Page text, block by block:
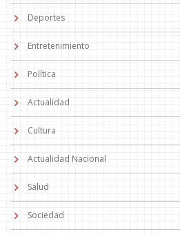
Deportes
Entretenimiento
Política
Actualidad
Cultura
Actualidad Nacional
Salud
Sociedad